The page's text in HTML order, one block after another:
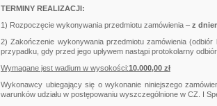
TERMINY REALIZACJI:
1) Rozpoczęcie wykonywania przedmiotu zamówienia – z
2) Zakończenie wykonywania przedmiotu zamówienia
przypadku, gdy przed jego upływem nastąpi protokolarny
Wymagane jest wadium w wysokości:10.000,00 zł
Wykonawcy ubiegający się o wykonanie niniejszego
warunków udziału w postępowaniu wyszczególnione w CZ. I